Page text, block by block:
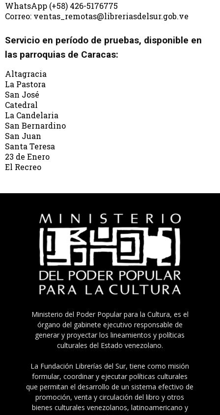
WhatsApp (+58) 426-5176775
Correo: ventas_remotas@libreriasdelsur.gob.ve
Servicio en período de pruebas, disponible en
las parroquias de Caracas:
Altagracia
La Pastora
San José
Catedral
La Candelaria
San Bernardino
San Juan
Santa Teresa
23 de Enero
El Recreo
Ministerio del Poder Popular para la Cultura, es el
órgano del gabinete ejecutivo responsable de
generar y proyectar los lineamientos y políticas
culturales del Estado venezolano.
La Fundación Librerías del Sur, tiene como misión
formular, coordinar y ejecutar políticas culturales
que permitan el desarrollo de un sistema efectivo de
promoción, venta y circulación del libro y otros
bienes culturales venezolanos, latinoamericano y